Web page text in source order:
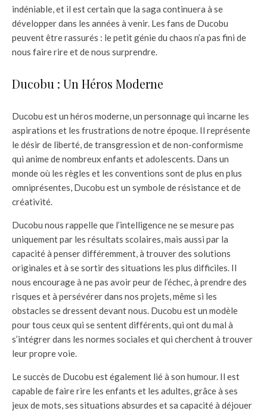
indéniable, et il est certain que la saga continuera à se
développer dans les années à venir. Les fans de Ducobu
peuvent être rassurés : le petit génie du chaos n’a pas fini de
nous faire rire et de nous surprendre.
Ducobu : Un Héros Moderne
Ducobu est un héros moderne, un personnage qui incarne les
aspirations et les frustrations de notre époque. Il représente
le désir de liberté, de transgression et de non-conformisme
qui anime de nombreux enfants et adolescents. Dans un
monde où les règles et les conventions sont de plus en plus
omniprésentes, Ducobu est un symbole de résistance et de
créativité.
Ducobu nous rappelle que l’intelligence ne se mesure pas
uniquement par les résultats scolaires, mais aussi par la
capacité à penser différemment, à trouver des solutions
originales et à se sortir des situations les plus difficiles. Il
nous encourage à ne pas avoir peur de l’échec, à prendre des
risques et à persévérer dans nos projets, même si les
obstacles se dressent devant nous. Ducobu est un modèle
pour tous ceux qui se sentent différents, qui ont du mal à
s’intégrer dans les normes sociales et qui cherchent à trouver
leur propre voie.
Le succès de Ducobu est également lié à son humour. Il est
capable de faire rire les enfants et les adultes, grâce à ses
jeux de mots, ses situations absurdes et sa capacité à déjouer